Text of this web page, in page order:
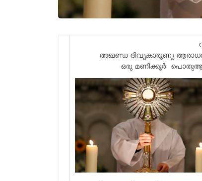
അഖണ്ഡ ദിവ്യകാരുണ്യ
ഒരു മണിക്കൂർ